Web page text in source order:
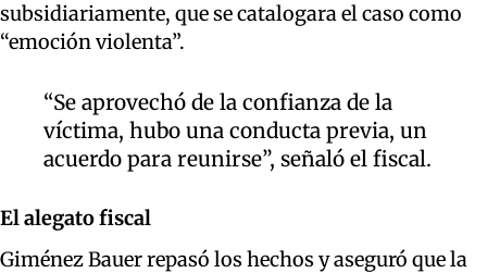
subsidiariamente, que se catalogara el caso como
“emoción violenta”.
“Se aprovechó de la confianza de la
víctima, hubo una conducta previa, un
acuerdo para reunirse”, señaló el fiscal.
El alegato fiscal
Giménez Bauer repasó los hechos y aseguró que la